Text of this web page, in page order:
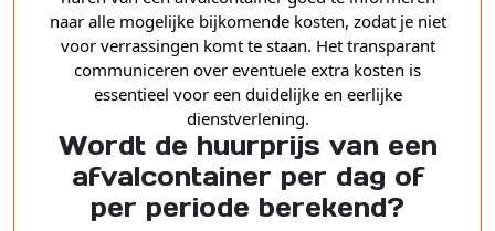
naar alle mogelijke bijkomende kosten, zodat je niet
voor verrassingen komt te staan. Het transparant
communiceren over eventuele extra kosten is
essentieel voor een duidelijke en eerlijke
dienstverlening.
Wordt de huurprijs van een
afvalcontainer per dag of
per periode berekend?